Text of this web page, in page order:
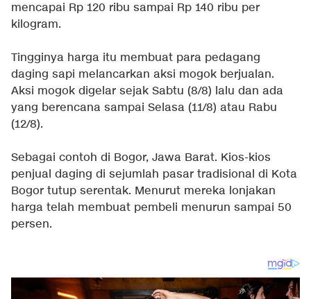
mencapai Rp 120 ribu sampai Rp 140 ribu per
kilogram.
Tingginya harga itu membuat para pedagang
daging sapi melancarkan aksi mogok berjualan.
Aksi mogok digelar sejak Sabtu (8/8) lalu dan ada
yang berencana sampai Selasa (11/8) atau Rabu
(12/8).
Sebagai contoh di Bogor, Jawa Barat. Kios-kios
penjual daging di sejumlah pasar tradisional di Kota
Bogor tutup serentak. Menurut mereka lonjakan
harga telah membuat pembeli menurun sampai 50
persen.